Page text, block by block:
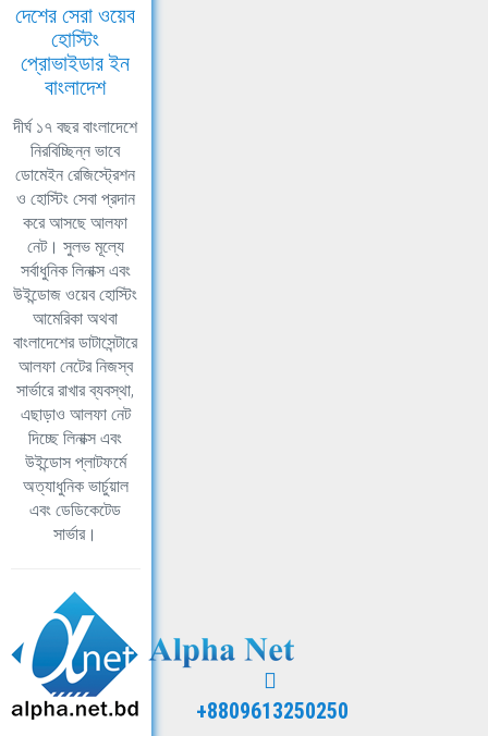
দেশের সেরা ওয়েব
হোস্টিং
প্রোভাইডার ইন
বাংলাদেশ
দীর্ঘ ১৭ বছর বাংলাদেশে
নিরবিচ্ছিন্ন ভাবে
ডোমেইন রেজিস্ট্রেশন
ও হোস্টিং সেবা প্রদান
করে আসছে আলফা
নেট। সুলভ মূল্যে
সর্বাধুনিক লিনাক্স এবং
উইন্ডোজ ওয়েব হোস্টিং
আমেরিকা অথবা
বাংলাদেশের ডাটাসেন্টারে
আলফা নেটের নিজস্ব
সার্ভারে রাখার ব্যবস্থা,
এছাড়াও আলফা নেট
দিচ্ছে লিনাক্স এবং
উইন্ডোস প্লাটফর্মে
অত্যাধুনিক ভার্চুয়াল
এবং ডেডিকেটেড
সার্ভার।
+8809613250250